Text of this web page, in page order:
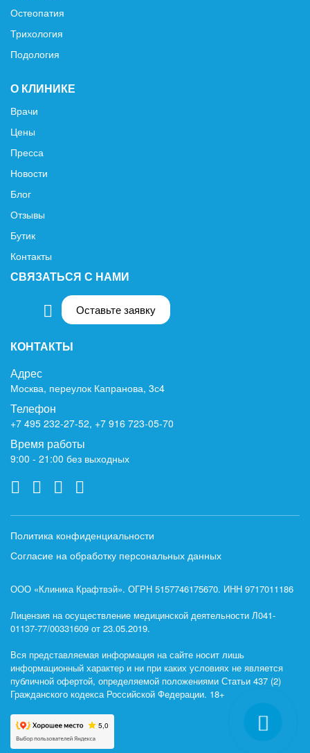
Остеопатия
Трихология
Подология
О КЛИНИКЕ
Врачи
Цены
Пресса
Новости
Блог
Отзывы
Бутик
Контакты
СВЯЗАТЬСЯ С НАМИ
Оставьте заявку
КОНТАКТЫ
Адрес
Москва, переулок Капранова, 3с4
Телефон
+7 495 232-27-52, +7 916 723-05-70
Время работы
9:00 - 21:00 без выходных
Политика конфиденциальности
Согласие на обработку персональных данных
ООО «Клиника Крафтвэй». ОГРН 5157746175670. ИНН 9717011186
Лицензия на осуществление медицинской деятельности Л041-
01137-77/00331609 от 23.05.2019.
Вся представляемая информация на сайте носит лишь
информационный характер и ни при каких условиях не является
публичной офертой, определяемой положениями Статьи 437 (2)
Гражданского кодекса Российской Федерации. 18+